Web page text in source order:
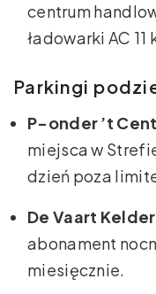
centrum
ładowarki AC 11
Parkingi
P-onder ’t
miejsca w
dzień poza
De Vaart
abonament
miesięcznie.